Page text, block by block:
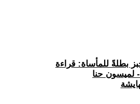
بطلةً للمأساة: قراءة
حنا